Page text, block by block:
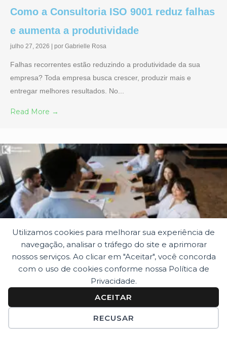
Utilizamos cookies para melhorar sua experiência de
navegação, analisar o tráfego do site e aprimorar
nossos serviços. Ao clicar em "Aceitar", você concorda
com o uso de cookies conforme nossa Política de
Privacidade.
ACEITAR
RECUSAR
CONTATO@KLASTON.COM
Como a Consultoria ISO 9001 reduz falhas
e aumenta a produtividade
julho 27, 2026 por Gabrielle Rosa
Falhas recorrentes estão reduzindo a produtividade da sua
empresa? Toda empresa busca crescer, produzir mais e
entregar melhores resultados. No...
Read More →
Gap Analysis: descubra as lacunas antes
da certificação
julho 24, 2026|por Gabrielle Rosa
seus processos Muitas empresas acreditam que estão prontas